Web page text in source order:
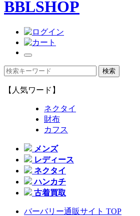
【人気ワード】
ネクタイ
財布
カフス
メンズ
レディース
ネクタイ
ハンカチ
古着買取
バーバリー通販サイト TOP